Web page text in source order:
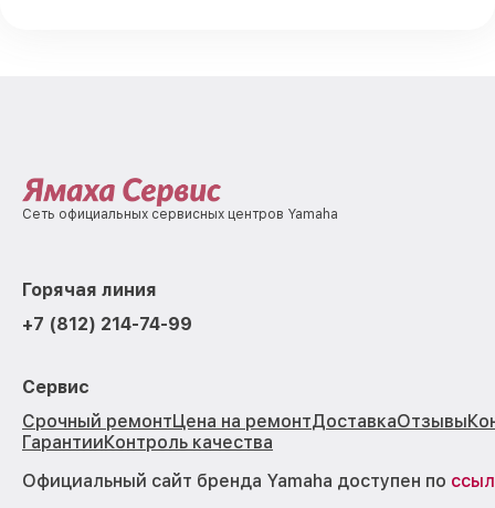
Сеть официальных сервисных центров Yamaha
Горячая линия
+7 (812) 214-74-99
Сервис
Срочный ремонтЦена на ремонтДоставкаОтзывы
ГарантииКонтроль качества
Официальный сайт бренда Yamaha доступен по